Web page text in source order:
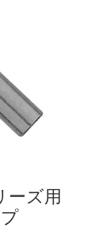
ーズ用